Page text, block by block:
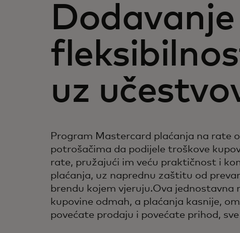
Dodavanje
uz
Program Mastercard plaćanja na rate
potrošačima da podijele troškove
rate, pružajući im veću praktičnost i
plaćanja, uz naprednu zaštitu od
brendu kojem vjeruju.Ova jednostavna
kupovine odmah, a plaćanja kasnije,
povećate prodaju i povećate prihod,